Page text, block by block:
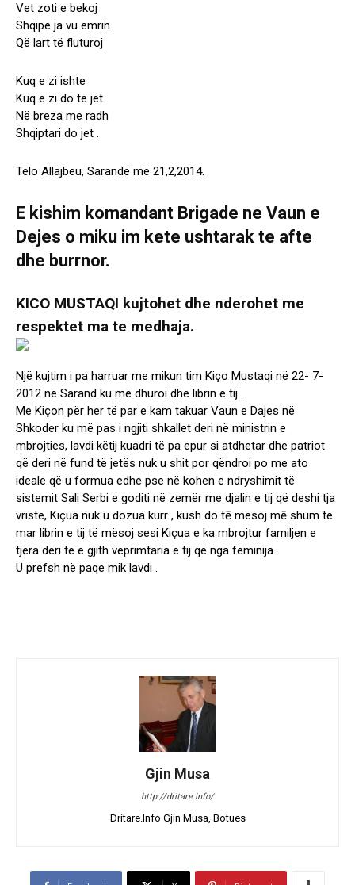
Vet zoti e bekoj
Shqipe ja vu emrin
Që lart të fluturoj
Kuq e zi ishte
Kuq e zi do të jet
Në breza me radh
Shqiptari do jet .
Telo Allajbeu, Sarandë më 21,2,2014.
E kishim komandant Brigade ne Vaun e
Dejes o miku im kete ushtarak te afte
dhe burrnor.
KICO MUSTAQI kujtohet dhe nderohet me
respektet ma te medhaja.
Një kujtim i pa harruar me mikun tim Kiço Mustaqi në 22- 7-
2012 në Sarand ku më dhuroi dhe librin e tij .
Me Kiçon për her të par e kam takuar Vaun e Dajes në
Shkoder ku më pas i ngjiti shkallet deri në ministrin e
mbrojties, lavdi këtij kuadri të pa epur si atdhetar dhe patriot
që deri në fund të jetës nuk u shit por qëndroi po me ato
ideale që u formua edhe pse në kohen e ndryshimit të
sistemit Sali Serbi e goditi në zemër me djalin e tij që deshi tja
vriste, Kiçua nuk u dozua kurr , kush do tē mësoj mē shum të
mar librin e tij të mësoj sesi Kiçua e ka mbrojtur familjen e
tjera deri te e gjith veprimtaria e tij që nga feminija .
U prefsh në paqe mik lavdi .
Gjin Musa
http://dritare.info/
Dritare.Info Gjin Musa, Botues